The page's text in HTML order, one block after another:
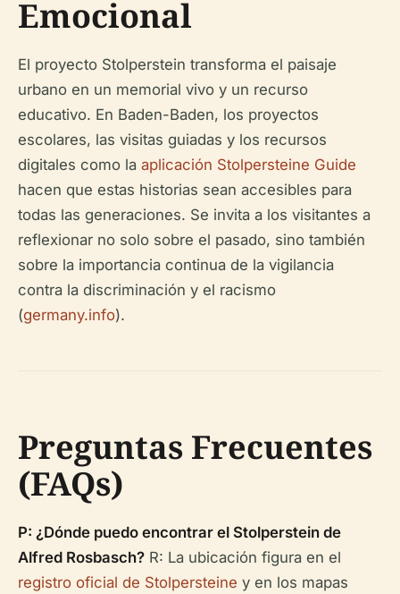
Emocional
El proyecto Stolperstein transforma el paisaje
urbano en un memorial vivo y un recurso
educativo. En Baden-Baden, los proyectos
escolares, las visitas guiadas y los recursos
digitales como la aplicación Stolpersteine Guide
hacen que estas historias sean accesibles para
todas las generaciones. Se invita a los visitantes a
reflexionar no solo sobre el pasado, sino también
sobre la importancia continua de la vigilancia
contra la discriminación y el racismo
(germany.info).
Preguntas Frecuentes
(FAQs)
P: ¿Dónde puedo encontrar el Stolperstein de
Alfred Rosbasch? R: La ubicación figura en el
registro oficial de Stolpersteine y en los mapas